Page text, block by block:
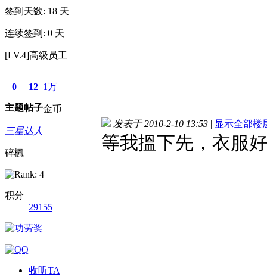
签到天数: 18 天
连续签到: 0 天
[LV.4]高级员工
0
主题
12
帖子
1万
金币
三星达人
碎楓
积分
29155
收听TA
发表于 2010-2-10 13:53 | 显示全部楼
等我搵下先，衣服